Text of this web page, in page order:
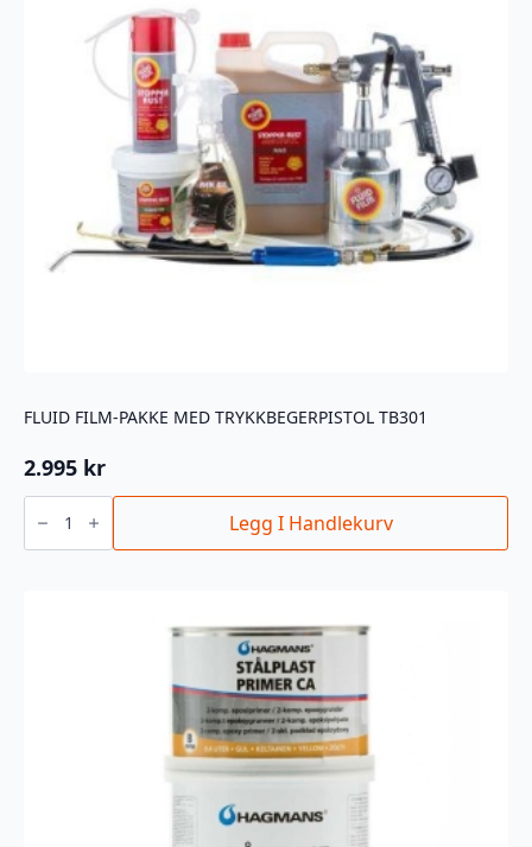
FLUID FILM-PAKKE MED TRYKKBEGERPISTOL TB301
2.995 kr
Fluid
Film-
pakke
med
Legg I Handlekurv